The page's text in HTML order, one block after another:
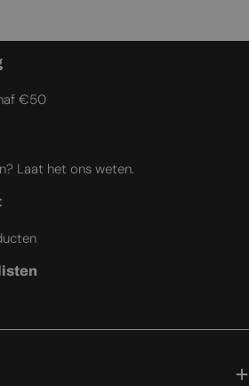
€50
Laat het ons weten.